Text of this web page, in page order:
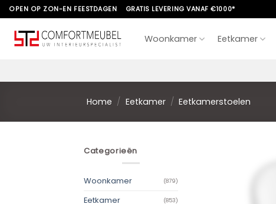
Skip
to
content
OPEN OP ZON-EN FEESTDAGEN GRATIS LEVERING VANAF €1000*
Woonkamer Eetkamer
Home / Eetkamer / Eetkamerstoelen
Categorieën
Woonkamer (879)
Eetkamer (853)